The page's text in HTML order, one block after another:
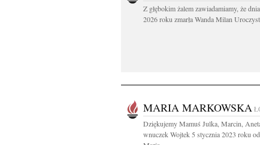
Z głębokim żalem zawiadamiamy, że
2026 roku zmarła Wanda Milan
MARIA MARKOWSKA
Dziękujemy Mamuś Julka, Marcin,
wnuczek Wojtek 5 stycznia 2023 roku